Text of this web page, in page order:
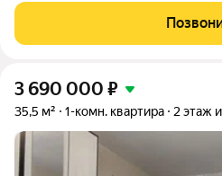
заcелению. Подxодит кaк для
инвeстиций. Один взpослый
3 690 000 ₽
35,5 м² 1-комн. квартира 2 этаж